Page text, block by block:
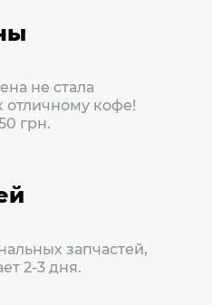
не стала
отличному кофе!
грн.
запчастей,
2-3 дня.